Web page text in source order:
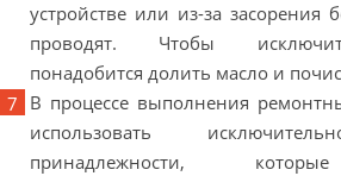
устройстве или из-за засорения
проводят. Чтобы
понадобится долить масло и
В процессе выполнения
использовать
принадлежности,